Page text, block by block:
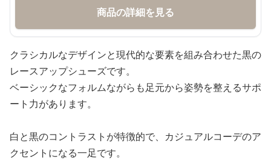
商品の詳細を見る
クラシカルなデザインと現代的な要素を組み合わせた黒の
レースアップシューズです。
ベーシックなフォルムながらも足元から姿勢を整えるサポ
ート力があります。
白と黒のコントラストが特徴的で、カジュアルコーデのア
クセントになる一足です。